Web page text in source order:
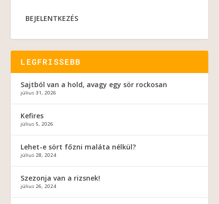
BEJELENTKEZÉS
LEGFRISSEBB
Sajtból van a hold, avagy egy sör rockosan
július 31, 2026
Kefires
július 5, 2026
Lehet-e sört főzni maláta nélkül?
július 28, 2024
Szezonja van a rizsnek!
július 26, 2024